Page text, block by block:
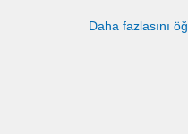
Daha fazlasını